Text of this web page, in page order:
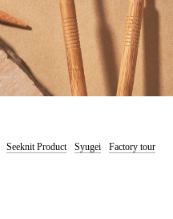
Seeknit Product Syugei Factory tour